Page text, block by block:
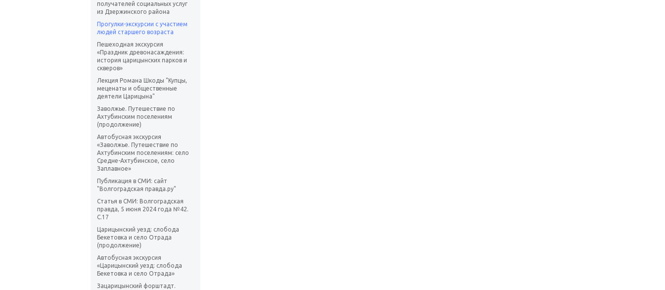
получателей социальных услуг
из Дзержинского района
Прогулки-экскурсии с участием
людей старшего возраста
Пешеходная экскурсия
«Праздник древонасаждения:
история царицынских парков и
скверов»
Лекция Романа Шкоды "Купцы,
меценаты и общественные
деятели Царицына"
Заволжье. Путешествие по
Ахтубинским поселениям
(продолжение)
Автобусная экскурсия
«Заволжье. Путешествие по
Ахтубинским поселениям: село
Средне-Ахтубинское, село
Заплавное»
Публикация в СМИ: сайт
"Волгоградская правда.ру"
Статья в СМИ: Волгоградская
правда, 5 июня 2024 года №42.
С.17
Царицынский уезд: слобода
Бекетовка и село Отрада
(продолжение)
Автобусная экскурсия
«Царицынский уезд: слобода
Бекетовка и село Отрада»
Зацарицынский форштадт.